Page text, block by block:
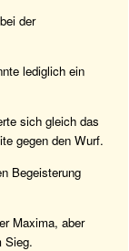
der
lediglich ein
sich gleich das
gegen den Wurf.
Begeisterung
Maxima, aber
Sieg.